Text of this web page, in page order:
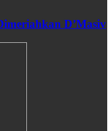
D’Masiv